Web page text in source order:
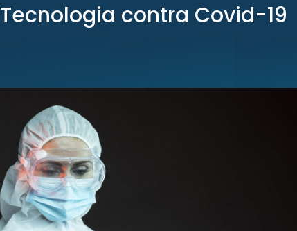
Tecnologia contra Covid-19